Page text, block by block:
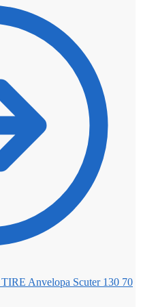
Anvelopa Scuter 130 70